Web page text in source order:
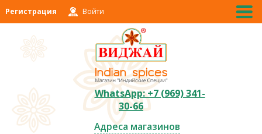
Регистрация Войти
WhatsApp: +7 (969) 341-
30-66
Адреса магазинов